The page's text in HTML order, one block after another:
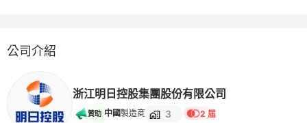
公司介紹
浙江明日控股集團股份有限公司
贊助 中國製造商 3 2 届